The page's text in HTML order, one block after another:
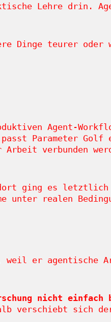
Lehre drin.
Dinge teurer
Agent-
Parameter
verbunden
ging es letztlich
realen
er agentische
nicht
verschiebt sich